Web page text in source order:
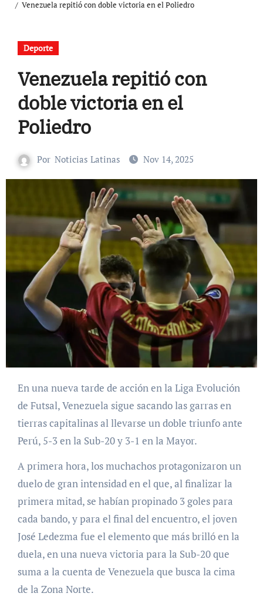
Venezuela repitió con doble victoria en el Poliedro
Deporte
Venezuela repitió con
doble victoria en el
Poliedro
Por Noticias Latinas Nov 14, 2025
En una nueva tarde de acción en la Liga Evolución
de Futsal, Venezuela sigue sacando las garras en
tierras capitalinas al llevarse un doble triunfo ante
Perú, 5-3 en la Sub-20 y 3-1 en la Mayor.
A primera hora, los muchachos protagonizaron un
duelo de gran intensidad en el que, al finalizar la
primera mitad, se habían propinado 3 goles para
cada bando, y para el final del encuentro, el joven
José Ledezma fue el elemento que más brilló en la
duela, en una nueva victoria para la Sub-20 que
suma a la cuenta de Venezuela que busca la cima
de la Zona Norte.